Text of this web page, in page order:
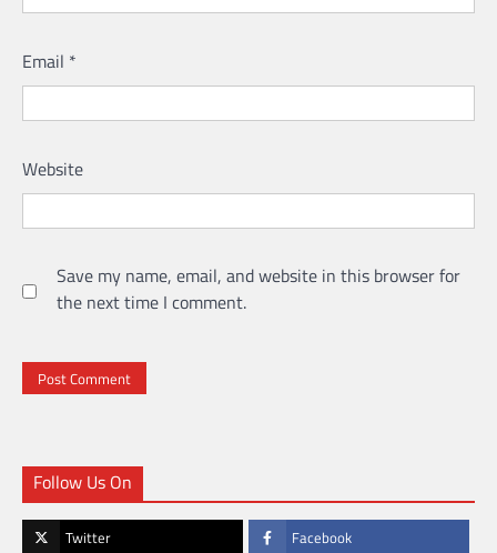
Email *
Website
Save my name, email, and website in this browser for
the next time I comment.
Follow Us On
Twitter Facebook